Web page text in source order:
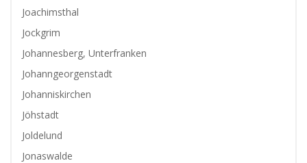
Joachimsthal
Jockgrim
Johannesberg, Unterfranken
Johanngeorgenstadt
Johanniskirchen
Jöhstadt
Joldelund
Jonaswalde